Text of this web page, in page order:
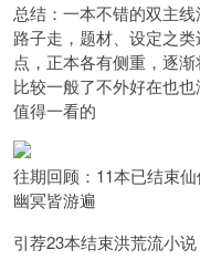
总结：一本不错的双主
路子走，题材、设定之
点，正本各有侧重，逐
比较一般了不外好在也
值得一看的
往期回顾： 11本已结束
幽冥皆游遍
引荐23本结束洪荒流小